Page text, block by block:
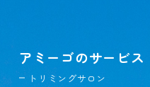
アミーゴのサービス
トリミングサロン